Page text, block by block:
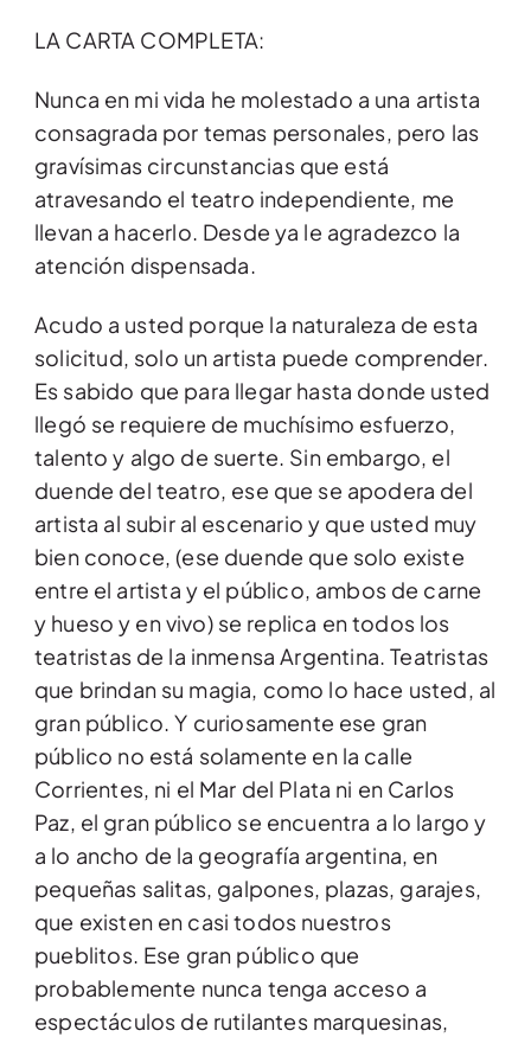
LA CARTA COMPLETA:
Nunca en mi vida he molestado a una artista
consagrada por temas personales, pero las
gravísimas circunstancias que está
atravesando el teatro independiente, me
llevan a hacerlo. Desde ya le agradezco la
atención dispensada.
Acudo a usted porque la naturaleza de esta
solicitud, solo un artista puede comprender.
Es sabido que para llegar hasta donde usted
llegó se requiere de muchísimo esfuerzo,
talento y algo de suerte. Sin embargo, el
duende del teatro, ese que se apodera del
artista al subir al escenario y que usted muy
bien conoce, (ese duende que solo existe
entre el artista y el público, ambos de carne
y hueso y en vivo) se replica en todos los
teatristas de la inmensa Argentina. Teatristas
que brindan su magia, como lo hace usted, al
gran público. Y curiosamente ese gran
público no está solamente en la calle
Corrientes, ni el Mar del Plata ni en Carlos
Paz, el gran público se encuentra a lo largo y
a lo ancho de la geografía argentina, en
pequeñas salitas, galpones, plazas, garajes,
que existen en casi todos nuestros
pueblitos. Ese gran público que
probablemente nunca tenga acceso a
espectáculos de rutilantes marquesinas,